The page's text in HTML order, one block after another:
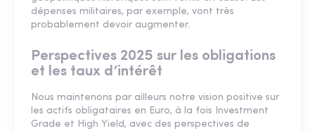
dépenses militaires, par exemple, vont très
probablement devoir augmenter.
Perspectives 2025 sur les obligations
et les taux d’intérêt
Nous maintenons par ailleurs notre vision positive sur
les actifs obligataires en Euro, à la fois Investment
Grade et High Yield, avec des perspectives de